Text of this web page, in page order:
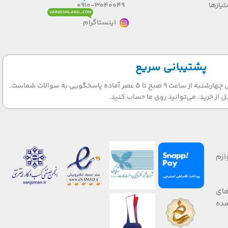
0910-3040049
اینستاگرام
VARZESHLAND_COM
پشتیبانی سریع
تیم پشتیبانی ما در روزهای شنبه الی چهارشنبه از ساعت 9 صبح تا 5 عصر آماده پاسخگویی به سوالات شماست.
از خرید، می‌توانید روی ما حساب کنید.
عمده